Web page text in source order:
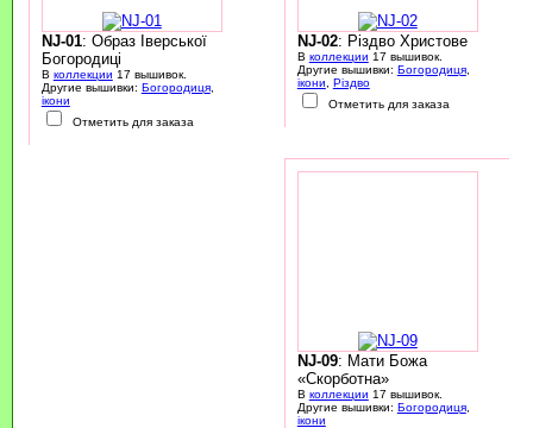
NJ-01: Образ Іверської
Богородиці
В коллекции 17 вышивок.
Другие вышивки: Богородиця,
ікони
Отметить для заказа
NJ-02: Різдво Христове
В коллекции 17 вышивок.
Другие вышивки: Богородиця,
ікони
Різдво
Отметить для заказа
NJ-09: Мати Божа
«Скорботна»
В коллекции 17 вышивок.
Другие вышивки: Богородиця,
ікони